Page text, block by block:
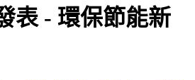
表 - 環保節能新